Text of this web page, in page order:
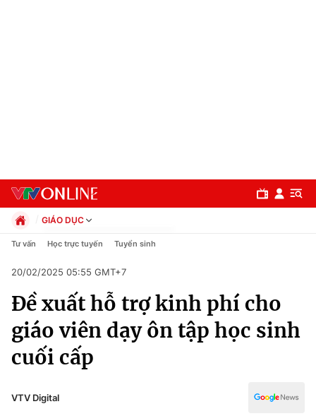
Chuyên mục
Chính trị
Xã hội
Pháp luật
GIÁO DỤC
Chính trị
Pháp luật
Kinh tế
Thể thao
Truyền hình
Văn hóa - Giải trí
Tư vấn Học trực tuyến Tuyển sinh
20/02/2025 05:55 GMT+7
Đề xuất hỗ trợ kinh phí cho
giáo viên dạy ôn tập học sinh
cuối cấp
VTV Digital